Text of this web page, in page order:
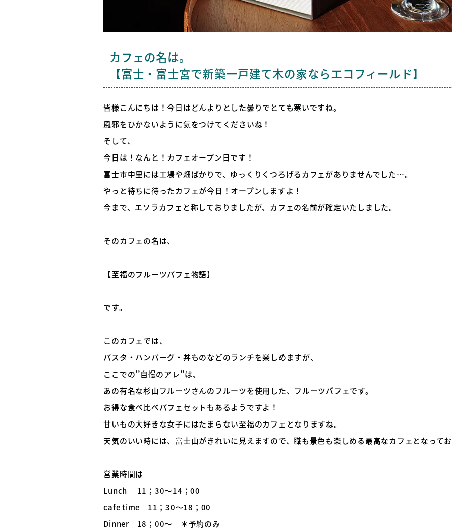
カフェの名は。
【富士・富士宮で新築一戸建て木の家ならエコフィールド】
皆様こんにちは！今日はどんよりとした曇りでとても寒いですね。
風邪をひかないように気をつけてくださいね！
そして、
今日は！なんと！カフェオープン日です！
富士市中里には工場や畑ばかりで、ゆっくりくつろげるカフェがありませんでした…。
やっと待ちに待ったカフェが今日！オープンしますよ！
今まで、エソラカフェと称しておりましたが、カフェの名前が確定いたしました。
そのカフェの名は、
【至福のフルーツパフェ物語】
です。
このカフェでは、
パスタ・ハンバーグ・丼ものなどのランチを楽しめますが、
ここでの’’自慢のアレ’’は、
あの有名な杉山フルーツさんのフルーツを使用した、フルーツパフェです。
お得な食べ比べパフェセットもあるようですよ！
甘いもの大好きな女子にはたまらない至福のカフェとなりますね。
天気のいい時には、富士山がきれいに見えますので、職も景色も楽しめる最高なカフェとなって
営業時間は
Lunch 11；30～14；00
cafe time 11；30～18；00
Dinner 18；00～ ＊予約のみ